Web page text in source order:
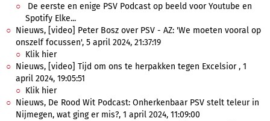
De eerste en enige PSV Podcast op beeld voor Youtube en
Spotify Elke...
Nieuws, [video] Peter Bosz over PSV - AZ: 'We moeten vooral op
onszelf focussen', 5 april 2024, 21:37:19
Klik hier
Nieuws, [video] Tijd om ons te herpakken tegen Excelsior , 1
april 2024, 19:05:51
Klik hier
Nieuws, De Rood Wit Podcast: Onherkenbaar PSV stelt teleur in
Nijmegen, wat ging er mis?, 1 april 2024, 11:09:00